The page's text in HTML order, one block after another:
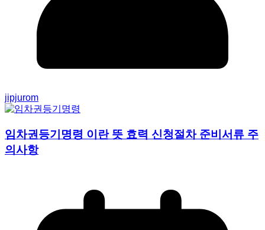
jipjurom
임차권등기명령 이란 뜻 효력 신청절차 준비서류 주
의사항